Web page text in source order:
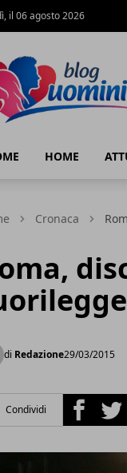
il 06 agosto 2026
HOME
Cronaca
di Redazione29/03/2015
Condividi Facebook